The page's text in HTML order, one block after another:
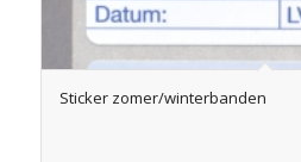
Sticker zomer/winterbanden